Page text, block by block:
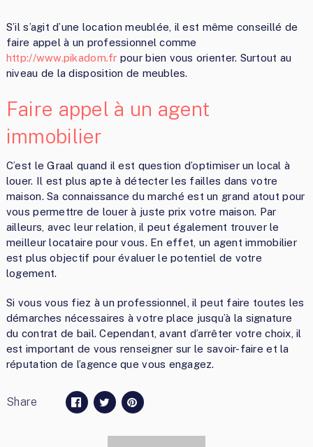
S’il s’agit d’une location meublée, il est même conseillé de
faire appel à un professionnel comme
http://www.pikadom.fr pour bien vous orienter. Surtout au
niveau de la disposition de meubles.
Faire appel à un agent
immobilier
C’est le Graal quand il est question d’optimiser un local à
louer. Il est plus apte à détecter les failles dans votre
maison. Sa connaissance du marché est un grand atout pour
vous permettre de louer à juste prix votre maison. Par
ailleurs, avec leur relation, il peut également trouver le
meilleur locataire pour vous. En effet, un agent immobilier
est plus objectif pour évaluer le potentiel de votre
logement.
Si vous vous fiez à un professionnel, il peut faire toutes les
démarches nécessaires à votre place jusqu’à la signature
du contrat de bail. Cependant, avant d’arrêter votre choix, il
est important de vous renseigner sur le savoir-faire et la
réputation de l’agence que vous engagez.
Share